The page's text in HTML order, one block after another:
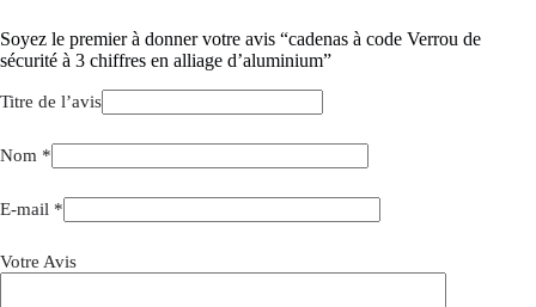
Soyez le premier à donner votre avis “cadenas à code Verrou de
sécurité à 3 chiffres en alliage d’aluminium”
Titre de l’avis
Nom *
E-mail *
Votre Avis